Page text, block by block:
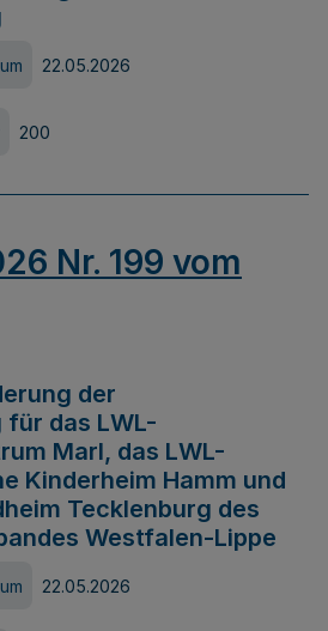
22.05.2026
200
Nr. 199 vom
der
das LWL-
Marl, das LWL-
Kinderheim Hamm und
Tecklenburg des
Westfalen-Lippe
22.05.2026